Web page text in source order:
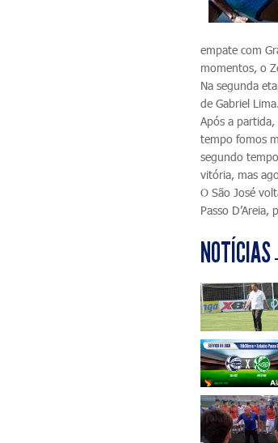
empate com
momentos, o
Na segunda
de Gabriel
Após a
tempo fomos
segundo
vitória, mas
O São José
Passo
NOTÍCIAS